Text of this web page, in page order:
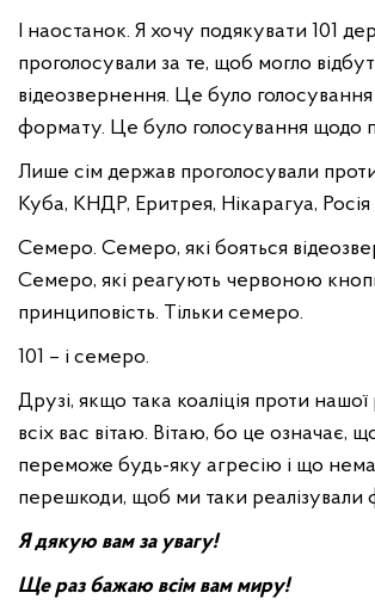
І наостанок. Я хочу подякувати 101
проголосували за те, щоб могло
відеозвернення. Це було
формату. Це було голосування щодо
Лише сім держав проголосували
Куба, КНДР, Еритрея, Нікарагуа, Росія
Семеро. Семеро, які бояться
Семеро, які реагують червоною
принциповість. Тільки семеро.
101 – і семеро.
Друзі, якщо така коаліція проти нашої
всіх вас вітаю. Вітаю, бо це означає,
переможе будь-яку агресію і що
перешкоди, щоб ми таки
Я дякую вам за увагу!
Ще раз бажаю всім вам миру!